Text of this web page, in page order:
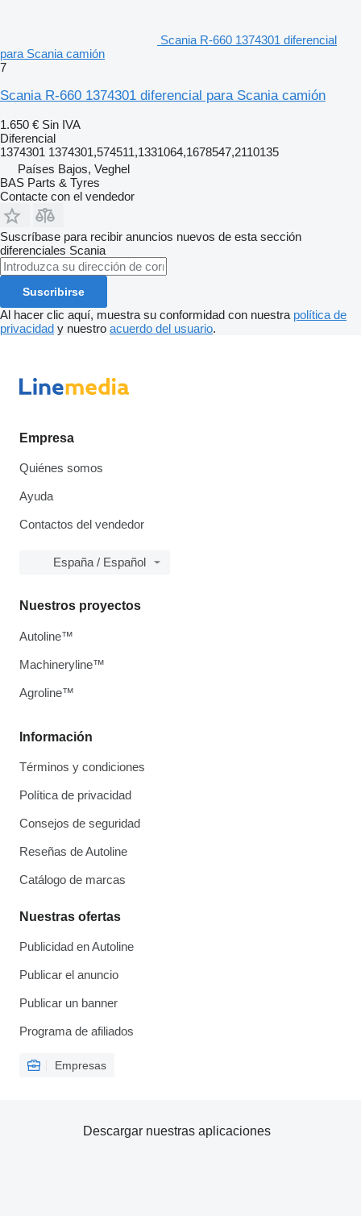
Scania R-660 1374301 diferencial
para Scania camión
7
Scania R-660 1374301 diferencial para Scania camión
1.650 € Sin IVA
Diferencial
1374301 1374301,574511,1331064,1678547,2110135
Países Bajos, Veghel
BAS Parts & Tyres
Contacte con el vendedor
Suscríbase para recibir anuncios nuevos de esta sección
diferenciales Scania
Suscribirse
Al hacer clic aquí, muestra su conformidad con nuestra política de
privacidad y nuestro acuerdo del usuario.
Empresa
Quiénes somos
Ayuda
Contactos del vendedor
España / Español
Información
Términos y condiciones
Política de privacidad
Consejos de seguridad
Reseñas de Autoline
Catálogo de marcas
Nuestras ofertas
Publicidad en Autoline
Publicar el anuncio
Publicar un banner
Programa de afiliados
Empresas
Nuestros proyectos
Autoline™
Machineryline™
Agroline™
Descargar nuestras aplicaciones